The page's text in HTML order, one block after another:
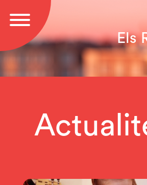
Els